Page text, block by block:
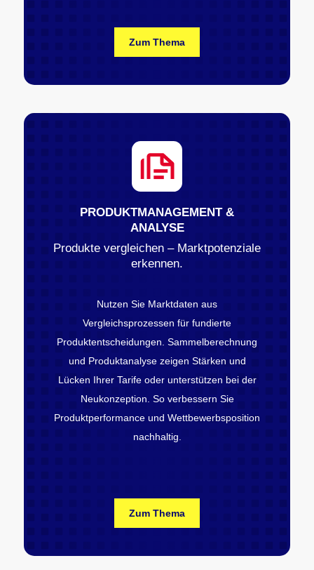
Zum Thema
PRODUKTMANAGEMENT &
ANALYSE
Produkte vergleichen – Marktpotenziale
erkennen.
Nutzen Sie Marktdaten aus
Vergleichsprozessen für fundierte
Produktentscheidungen. Sammelberechnung
und Produktanalyse zeigen Stärken und
Lücken Ihrer Tarife oder unterstützen bei der
Neukonzeption. So verbessern Sie
Produktperformance und Wettbewerbsposition
nachhaltig.
Zum Thema